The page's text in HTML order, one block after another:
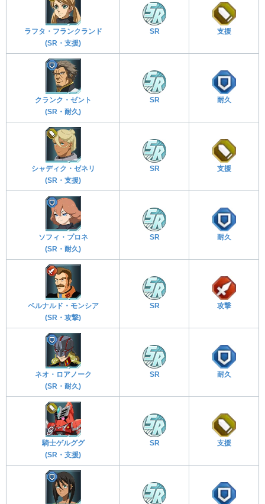
ラフタ・フランクランド
(SR・支援)
SR 支援
クランク・ゼント
(SR・耐久)
SR 耐久
シャディク・ゼネリ
(SR・支援)
SR 支援
ソフィ・プロネ
(SR・耐久)
SR 耐久
ベルナルド・モンシア
(SR・攻撃)
SR 攻撃
ネオ・ロアノーク
(SR・耐久)
SR 耐久
騎士ゲルググ
(SR・支援)
SR 支援